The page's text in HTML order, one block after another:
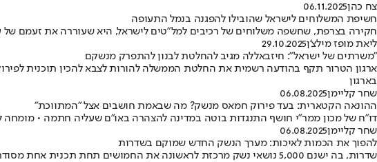
צח כהן06.11.2025
חשיפת המשלוחים לישראל שהובילו להפגנה בנמל התעופה
חקירה בצרפת, שחשפה משלוחים של רכיבים למל"טים לישראל, היא שעוררה את זעמם
ליאת מופז מילצ'ן29.10.2025
"משרתים של ישראל": חיזבאללה מגיב להחלטת לבנון להתפרק מנשקם
ארגון הטרור תקף בהודעה רשמית את החלטת הממשלה להורות לצבא להכין תוכנית
בארגון
שחר קליימן06.08.2025
ההונאה הקטארית: בעד פירוק חמאס מנשק? מה שבאמת חושבים אצל "המתווכת"
דו"ח של מכון ממר"י חושף התנגדות בוטה במדינה להצהרה באו"ם שעליה חתמה • מומחה
שחר קליימן06.08.2025
להפוך את הכמות לאיכות: מערך הנשק החדש שמוקם בשדרות
שדרות, בה ישנם 5,000 נושאי נשק מרכזת לראשונה את החמושים תחת תכנית